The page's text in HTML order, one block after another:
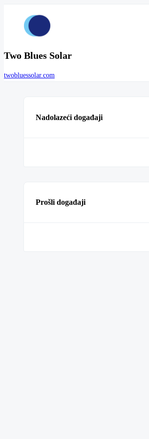
Two Blues Solar
twobluessolar.com
Nadolazeći događaji
Prošli događaji